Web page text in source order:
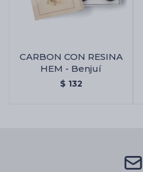
CARBON CON RESINA
HEM - Benjuí
$ 132